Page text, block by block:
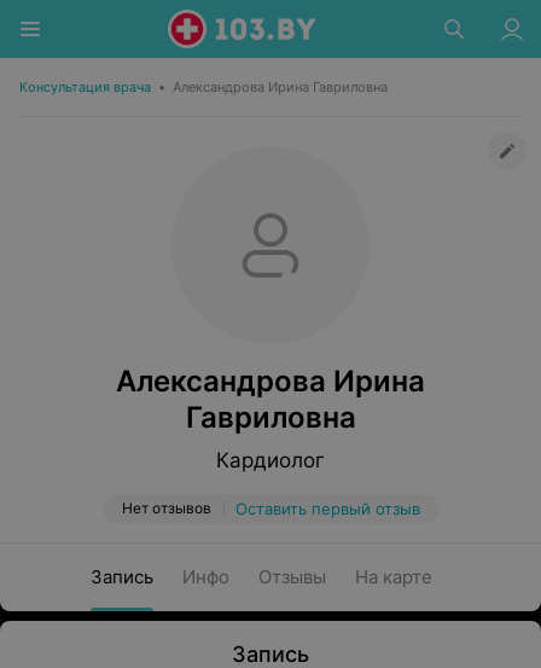
Консультация врача • Александрова Ирина Гавриловна
Александрова Ирина
Гавриловна
Кардиолог
Нет отзывов Оставить первый отзыв
Запись Инфо Отзывы На карте
Запись